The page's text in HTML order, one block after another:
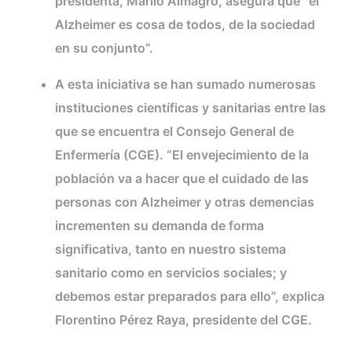
Alzheimer es cosa de todos, de la sociedad
en su conjunto”.
A esta iniciativa se han sumado numerosas
instituciones científicas y sanitarias entre las
que se encuentra el Consejo General de
Enfermería (CGE). “El envejecimiento de la
población va a hacer que el cuidado de las
personas con Alzheimer y otras demencias
incrementen su demanda de forma
significativa, tanto en nuestro sistema
sanitario como en servicios sociales; y
debemos estar preparados para ello”, explica
Florentino Pérez Raya, presidente del CGE.